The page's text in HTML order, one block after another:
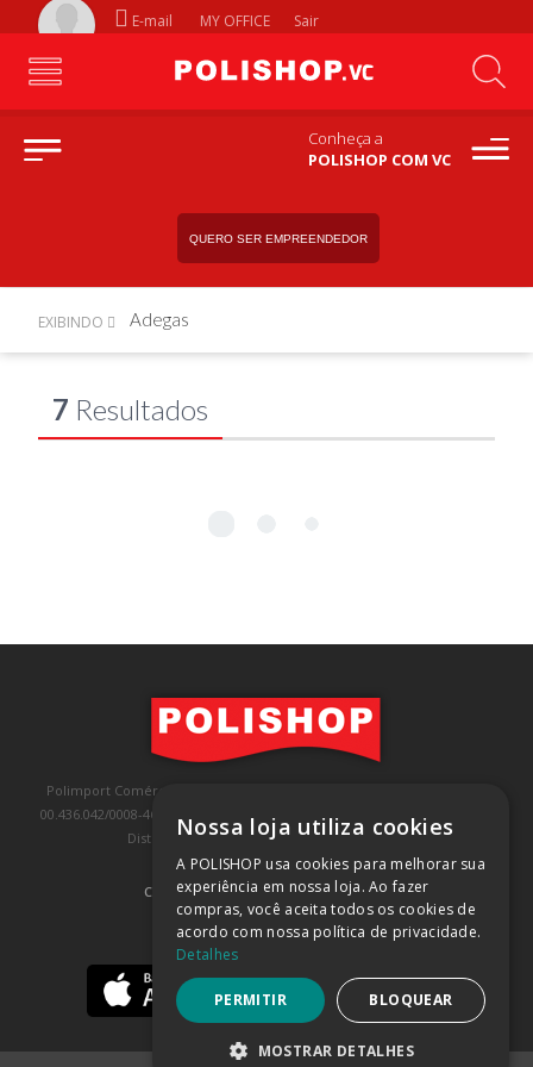
E-mail MY OFFICE Sair
Conheça a
POLISHOP COM VC
QUERO SER EMPREENDEDOR
EXIBINDO Adegas
7 Resultados
Polimport Comércio e Exportação LTDA, inscrita no CNPJ/MF sob o nº
00.436.042/0008-46, IE 407.458.707.103, com sede na Rua Kanebo, nº 175,
Distrito Industrial, Jundiaí/SP, CEP: 13213-090
COMPRA 100% SEGURA (SAIBA MAIS)
BAIXE NOSSO APP
Nossa loja utiliza cookies
A POLISHOP usa cookies para melhorar sua
experiência em nossa loja. Ao fazer
compras, você aceita todos os cookies de
acordo com nossa política de privacidade.
Detalhes
PERMITIR BLOQUEAR
MOSTRAR DETALHES